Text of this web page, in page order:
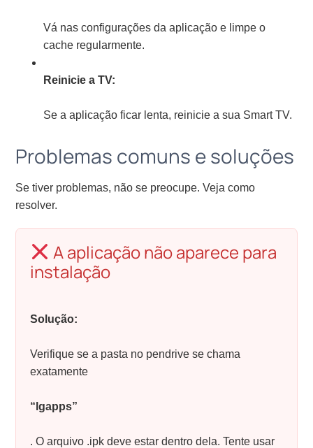
Vá nas configurações da aplicação e limpe o
cache regularmente.
Reinicie a TV:
Se a aplicação ficar lenta, reinicie a sua Smart TV.
Problemas comuns e soluções
Se tiver problemas, não se preocupe. Veja como
resolver.
A aplicação não aparece para
instalação
Solução:
Verifique se a pasta no pendrive se chama
exatamente
“lgapps”
. O arquivo .ipk deve estar dentro dela. Tente usar